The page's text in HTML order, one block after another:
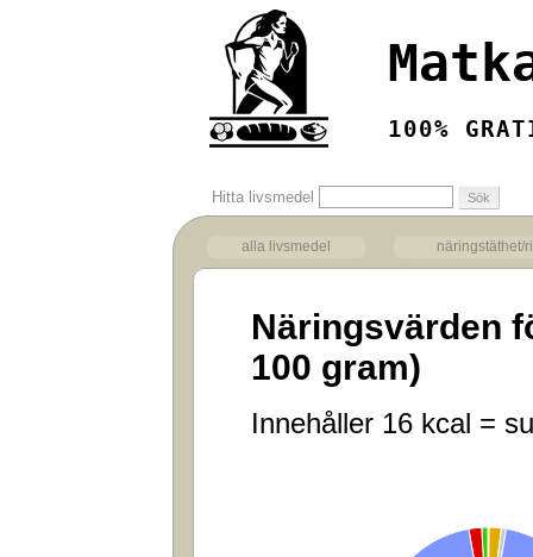
100%
Hitta livsmedel
alla livsmedel näringstäthet/
Näringsvärden
100 gram)
Innehåller 16 kcal =